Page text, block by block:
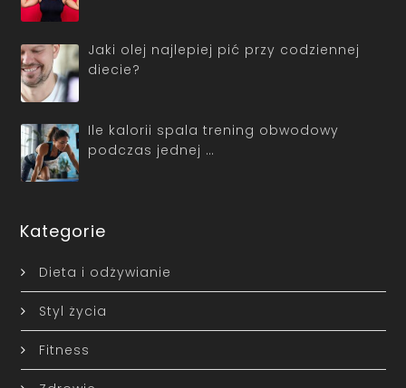
Jaki olej najlepiej pić przy codziennej
diecie?
Ile kalorii spala trening obwodowy
podczas jednej …
Kategorie
Dieta i odżywianie
Styl życia
Fitness